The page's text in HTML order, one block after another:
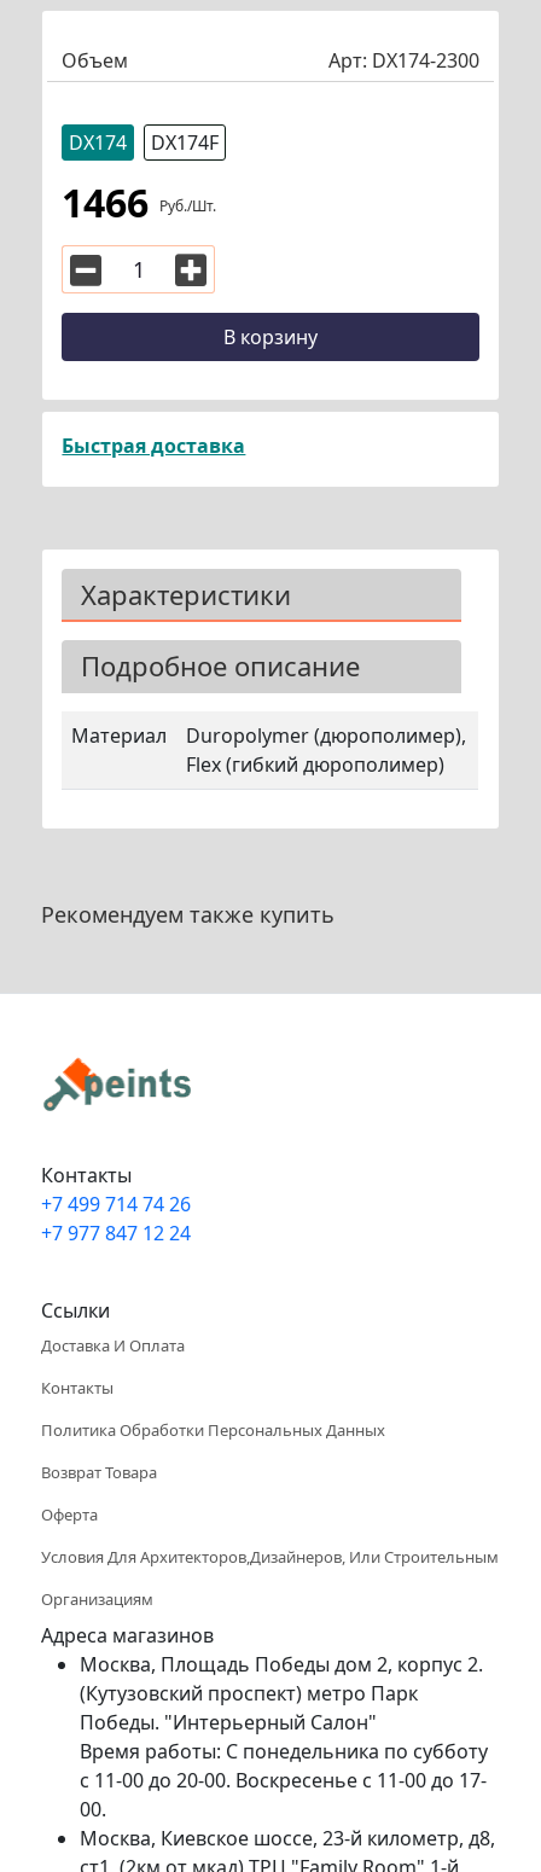
Объем Арт: DX174-2300
DX174 DX174F
1466 Руб./шт.
В корзину
Быстрая доставка
Характеристики
Подробное описание
Материал
Duropolymer (дюрополимер),
Flex (гибкий дюрополимер)
Рекомендуем также купить
Контакты
+7 499 714 74 26
+7 977 847 12 24
Ссылки
Доставка И Оплата
Контакты
Политика Обработки Персональных Данных
Возврат Товара
Оферта
Условия Для Архитекторов,дизайнеров, Или Строительным
Организациям
Адреса магазинов
Москва, Площадь Победы дом 2, корпус 2.
(Кутузовский проспект) метро Парк
Победы. "Интерьерный Салон"
Время работы: С понедельника по субботу
с 11-00 до 20-00. Воскресенье с 11-00 до 17-
00.
Москва, Киевское шоссе, 23-й километр, д8,